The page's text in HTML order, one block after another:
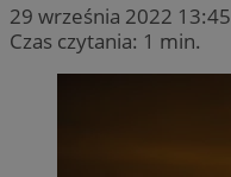
29 września 2022 13:45
Czas czytania: 1 min.